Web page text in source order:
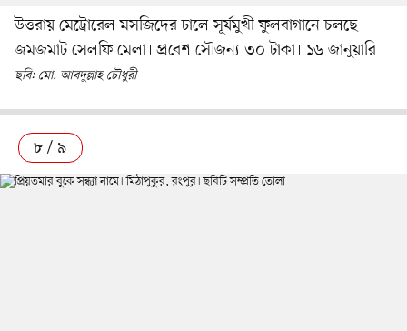
উত্তরায় মেট্রোরেল মসজিদের ঢালে সূর্যমুখী ফুলবাগানে চলছে
জমজমাট সেলফি মেলা। প্রবেশ সৌজন্য ৩০ টাকা। ১৬ জানুয়ারি
ছবি: মো. আবদুল্লাহ চৌধুরী
৮ / ৯